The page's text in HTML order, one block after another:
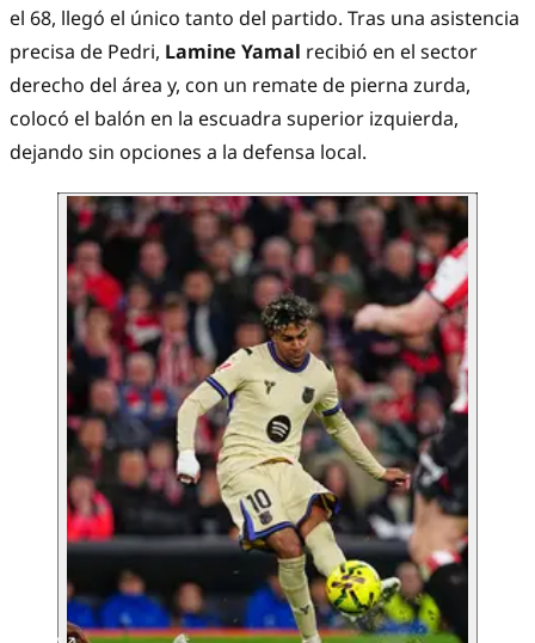
el 68, llegó el único tanto del partido. Tras una asistencia
precisa de Pedri, Lamine Yamal recibió en el sector
derecho del área y, con un remate de pierna zurda,
colocó el balón en la escuadra superior izquierda,
dejando sin opciones a la defensa local.